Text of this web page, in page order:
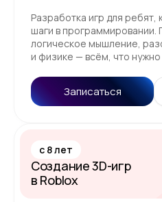
Разработка игр для
шаги в
логическое мышление,
и физике — всём, что нужно
Записаться
c 8 лет
Создание 3D-игр
в Roblox